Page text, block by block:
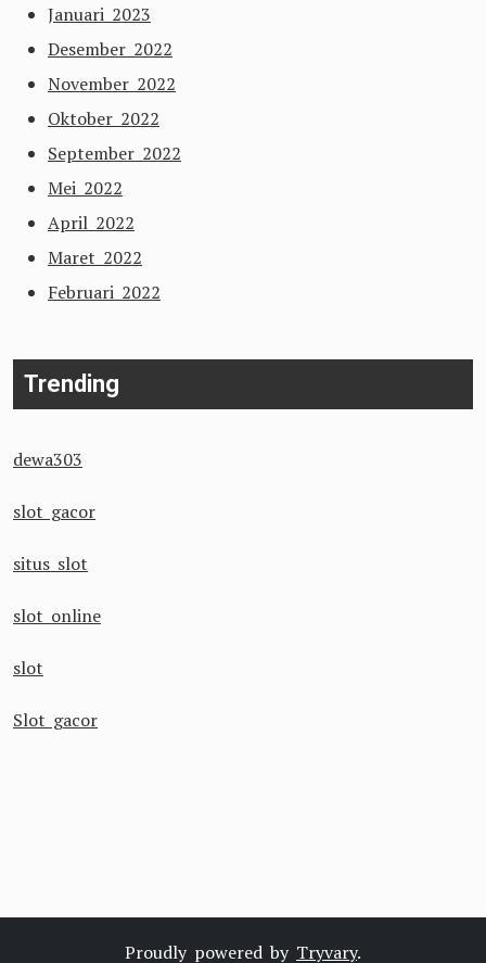
Januari 2023
Desember 2022
November 2022
Oktober 2022
September 2022
Mei 2022
April 2022
Maret 2022
Februari 2022
Trending
dewa303
slot gacor
situs slot
slot online
slot
Slot gacor
Proudly powered by Tryvary.